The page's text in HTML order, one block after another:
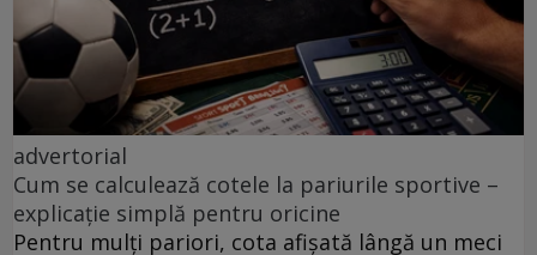
advertorial
Cum se calculează cotele la pariurile sportive –
explicație simplă pentru oricine
Pentru mulți pariori, cota afișată lângă un meci